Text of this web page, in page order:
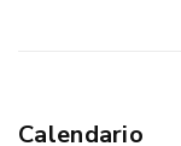
Calendario